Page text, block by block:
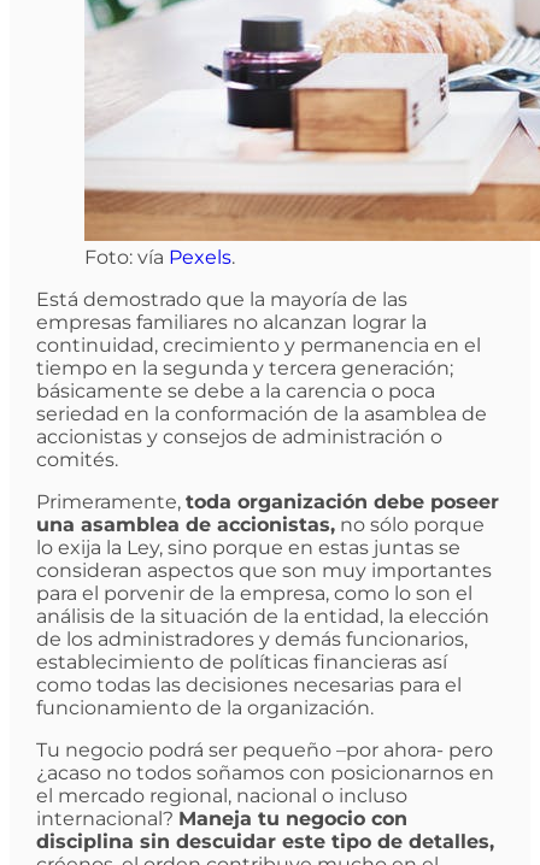
Foto: vía Pexels.
Está demostrado que la mayoría de las
empresas familiares no alcanzan lograr la
continuidad, crecimiento y permanencia en el
tiempo en la segunda y tercera generación;
básicamente se debe a la carencia o poca
seriedad en la conformación de la asamblea de
accionistas y consejos de administración o
comités.
Primeramente, toda organización debe poseer
una asamblea de accionistas,no sólo porque
lo exija la Ley, sino porque en estas juntas se
consideran aspectos que son muy importantes
para el porvenir de la empresa, como lo son el
análisis de la situación de la entidad, la elección
de los administradores y demás funcionarios,
establecimiento de políticas financieras así
como todas las decisiones necesarias para el
funcionamiento de la organización.
Tu negocio podrá ser pequeño –por ahora- pero
¿acaso no todos soñamos con posicionarnos en
el mercado regional, nacional o incluso
internacional? Maneja tu negocio con
disciplina sin descuidar este tipo de detalles,